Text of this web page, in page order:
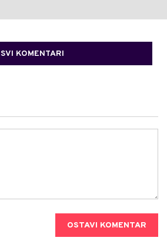
SVI KOMENTARI
OSTAVI KOMENTAR